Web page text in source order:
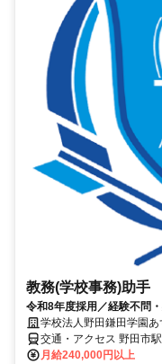
教務(学校事務)助手
令和8年度採用／経験不問
学校法人野田鎌田学園
交通・アクセス 野田市
月給240,000円以上